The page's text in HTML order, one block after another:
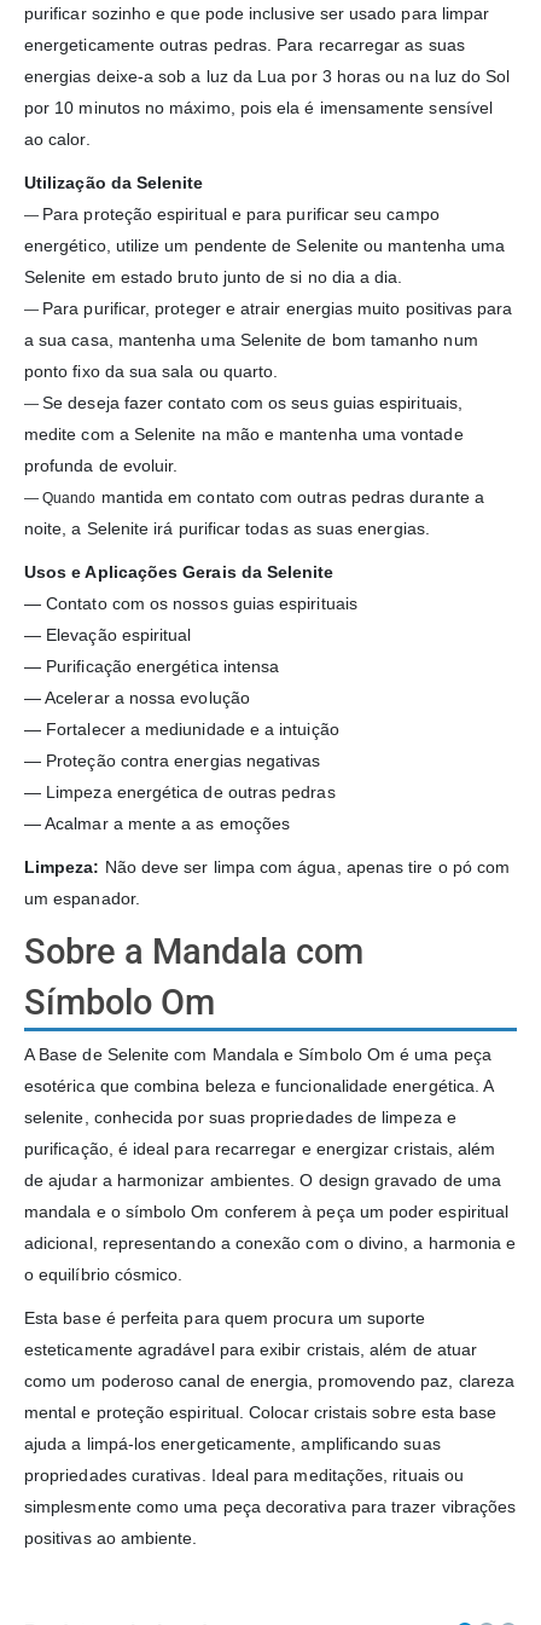
purificar sozinho e que pode inclusive ser usado para limpar
energeticamente outras pedras. Para recarregar as suas
energias deixe-a sob a luz da Lua por 3 horas ou na luz do Sol
por 10 minutos no máximo, pois ela é imensamente sensível
ao calor.
Utilização da Selenite
— Para proteção espiritual e para purificar seu campo
energético, utilize um pendente de Selenite ou mantenha uma
Selenite em estado bruto junto de si no dia a dia.
— Para purificar, proteger e atrair energias muito positivas para
a sua casa, mantenha uma Selenite de bom tamanho num
ponto fixo da sua sala ou quarto.
—Se deseja fazer contato com os seus guias espirituais,
medite com a Selenite na mão e mantenha uma vontade
profunda de evoluir.
— Quando mantida em contato com outras pedras durante a
noite, a Selenite irá purificar todas as suas energias.
Usos e Aplicações Gerais da Selenite
— Contato com os nossos guias espirituais
— Elevação espiritual
— Purificação energética intensa
— Acelerar a nossa evolução
— Fortalecer a mediunidade e a intuição
— Proteção contra energias negativas
— Limpeza energética de outras pedras
— Acalmar a mente a as emoções
Limpeza: Não deve ser limpa com água, apenas tire o pó com
um espanador.
Sobre a Mandala com
Símbolo Om
A Base de Selenite com Mandala e Símbolo Om é uma peça
esotérica que combina beleza e funcionalidade energética. A
selenite, conhecida por suas propriedades de limpeza e
purificação, é ideal para recarregar e energizar cristais, além
de ajudar a harmonizar ambientes. O design gravado de uma
mandala e o símbolo Om conferem à peça um poder espiritual
adicional, representando a conexão com o divino, a harmonia e
o equilíbrio cósmico.
Esta base é perfeita para quem procura um suporte
esteticamente agradável para exibir cristais, além de atuar
como um poderoso canal de energia, promovendo paz, clareza
mental e proteção espiritual. Colocar cristais sobre esta base
ajuda a limpá-los energeticamente, amplificando suas
propriedades curativas. Ideal para meditações, rituais ou
simplesmente como uma peça decorativa para trazer vibrações
positivas ao ambiente.